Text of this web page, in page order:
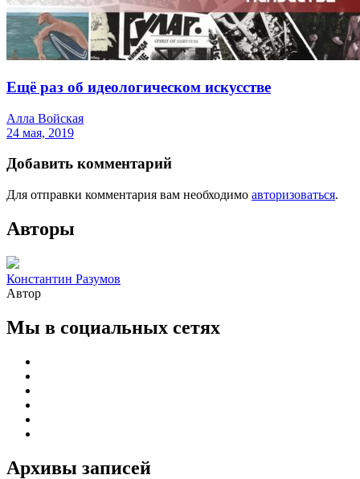
Ещё раз об идеологическом искусстве
Алла Войская
24 мая, 2019
Добавить комментарий
Для отправки комментария вам необходимо авторизоваться.
Авторы
Константин Разумов
Автор
Мы в социальных сетях
Архивы записей